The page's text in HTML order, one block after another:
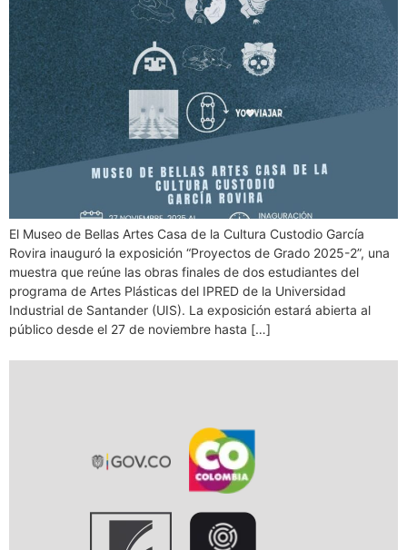
El Museo de Bellas Artes Casa de la Cultura Custodio García
Rovira inauguró la exposición “Proyectos de Grado 2025-2”, una
muestra que reúne las obras finales de dos estudiantes del
programa de Artes Plásticas del IPRED de la Universidad
Industrial de Santander (UIS). La exposición estará abierta al
público desde el 27 de noviembre hasta […]